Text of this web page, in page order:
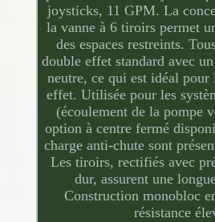
joysticks, 11 GPM. La
la vanne à 6 tiroirs permet
des espaces restreints.
double effet standard avec
neutre, ce qui est idéal pour
effet. Utilisée pour les
(écoulement de la pompe
option à centre fermé
charge anti-chute sont
Les tiroirs, rectifiés avec
dur, assurent une
Construction monobloc
résistance